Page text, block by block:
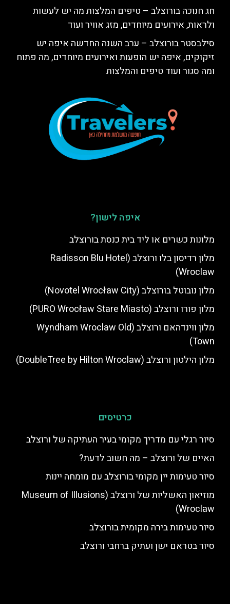
חג חנוכה בורוצלב – טיפים המלצות מה יש לעשות
ולראות, אירועים מיוחדים, מזג אוויר ועוד
סילבסטר בורוצלב – ערב השנה החדשה איפה יש
זיקוקים, איפה יש הופעות ואירועים מיוחדים, מה פתוח
ומה סגור ועוד טיפים והמלצות
איפה לישון?
מלונות כשרים או ליד בית כנסת בורוצלב
מלון רדיסון בלו ורוצלב (Radisson Blu Hotel
Wroclaw)
מלון נובוטל בורוצלב (Novotel Wrocław City)
מלון פורו ורוצלב (PURO Wrocław Stare Miasto)
מלון ווינדהאם ורוצלב (Wyndham Wroclaw Old
Town)
מלון הילטון ורוצלב (DoubleTree by Hilton Wroclaw)
כרטיסים
סיור רגלי עם מדריך מקומי בעיר העתיקה של ורוצלב
האיים של ורוצלב – מה חשוב לדעת?
סיור טעימות יין מקומי בורוצלב עם מומחה יינות
מוזיאון האשליות של ורוצלב (Museum of Illusions
Wroclaw)
סיור טעימות בירה מקומית בורוצלב
סיור בטראם ישן ועתיק ברחבי ורוצלב